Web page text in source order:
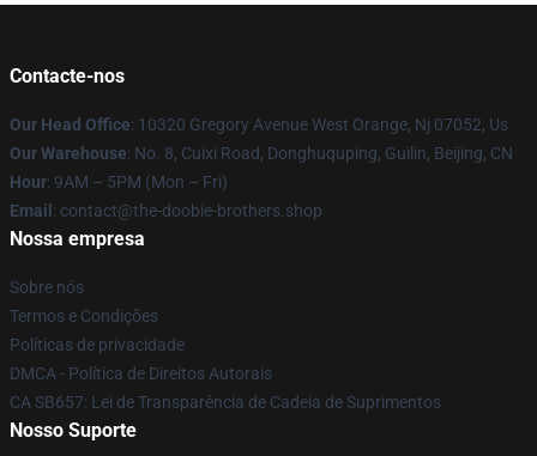
Contacte-nos
Our Head Office: 10320 Gregory Avenue West Orange, Nj 07052, Us
Our Warehouse: No. 8, Cuixi Road, Donghuquping, Guilin, Beijing, CN
Hour: 9AM – 5PM (Mon – Fri)
Email : contact@the-doobie-brothers.shop
Nossa empresa
Sobre nós
Termos e Condições
Políticas de privacidade
DMCA - Política de Direitos Autorais
CA SB657: Lei de Transparência de Cadeia de Suprimentos
Nosso Suporte